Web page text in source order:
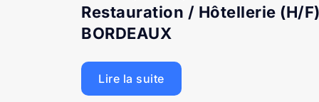
Restauration / Hôtellerie (H/
BORDEAUX
Lire la suite